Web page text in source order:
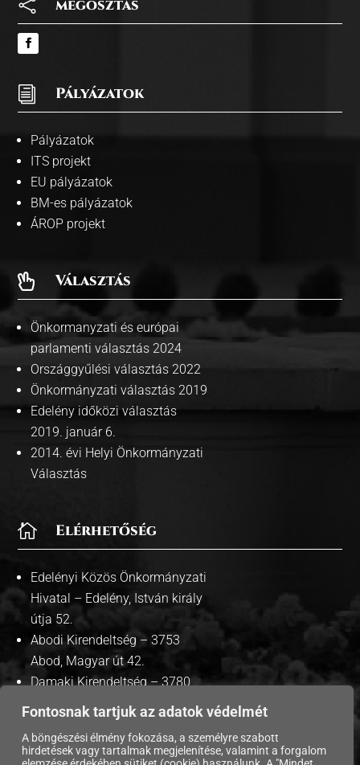
Fontosnak tartjuk az adatok védelmét
A böngészési élmény fokozása, a személyre szabott
hirdetések vagy tartalmak megjelenítése, valamint a forgalom
 megosztás
i Pályázatok
Pályázatok
ITS projekt
EU pályázatok
BM-es pályázatok
ÁROP projekt
 Választás
Önkormanyzati és európai
parlamenti választás 2024
Országgyűlési választás 2022
Önkormányzati választás 2019
Edelény időközi választás
2019. január 6.
2014. évi Helyi Önkormányzati
Választás
 Elérhetőség
Edelényi Közös Önkormányzati
Hivatal – Edelény, István király
útja 52.
Abodi Kirendeltség – 3753
Abod, Magyar út 42.
Damaki Kirendeltség – 3780
Damak, Szabadság út 35.